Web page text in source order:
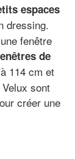
espaces
dressing.
fenêtre
de
114 cm et
sont
créer une